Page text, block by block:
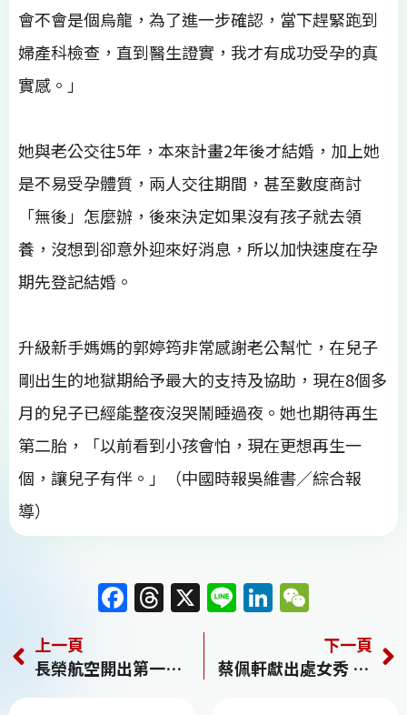
會不會是個烏龍，為了進一步確認，當下趕緊跑到
婦產科檢查，直到醫生證實，我才有成功受孕的真
實感。」
她與老公交往5年，本來計畫2年後才結婚，加上她
是不易受孕體質，兩人交往期間，甚至數度商討
「無後」怎麼辦，後來決定如果沒有孩子就去領
養，沒想到卻意外迎來好消息，所以加快速度在孕
期先登記結婚。
升級新手媽媽的郭婷筠非常感謝老公幫忙，在兒子
剛出生的地獄期給予最大的支持及協助，現在8個多
月的兒子已經能整夜沒哭鬧睡過夜。她也期待再生
第二胎，「以前看到小孩會怕，現在更想再生一
個，讓兒子有伴。」（中國時報吳維書／綜合報
導）
F
c
e
T
re
X Li
e
Li
k
e
e
C
h
上一頁
長榮航空開出第一槍 4/30前往返日本、新加坡可免費改票
下一頁
蔡佩軒獻出處女秀 棄偶包唱破音